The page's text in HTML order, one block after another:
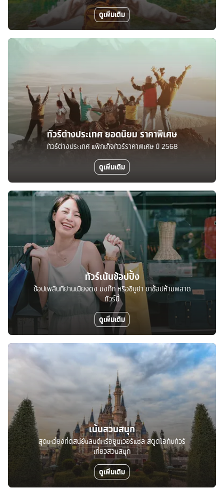
ดูเพิ่มเติม
ทัวร์ต่างประเทศ ยอดนิยม ราคาพิเศษ
ทัวร์ต่างประเทศ แพ็กเก็จทัวร์ราคาพิเศษ ปี 2568
ดูเพิ่มเติม
ทัวร์เน้นช้อปปิ้ง
ช้อปเพลินที่ย่านเมียงดง มงก๊ก หรือชิบูย่า ขาช้อปห้ามพลาด
ทัวร์นี้
ดูเพิ่มเติม
เน้นสวนสนุก
สุดเหวี่ยงที่ดิสนีย์แลนด์หรือยูนิเวอร์แซล สตูดิโอกับทัวร์
เที่ยวสวนสนุก
ดูเพิ่มเติม